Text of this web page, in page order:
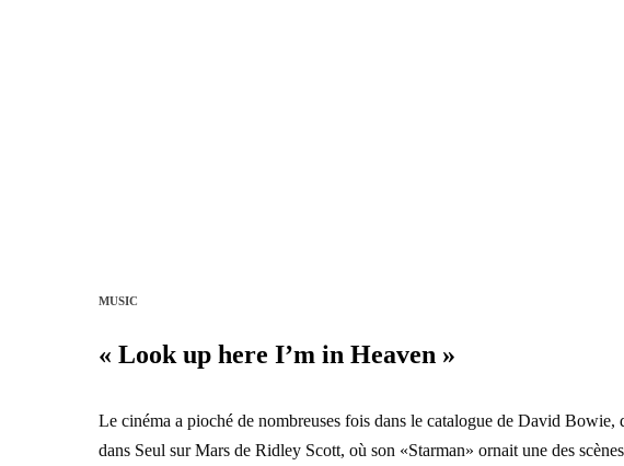
MUSIC
« Look up here I’m in Heaven »
Le cinéma a pioché de nombreuses fois dans le catalogue de David
dans Seul sur Mars de Ridley Scott, où son «Starman» ornait une des